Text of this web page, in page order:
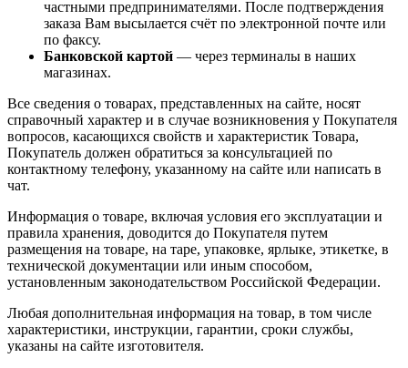
частными предпринимателями. После подтверждения
заказа Вам высылается счёт по электронной почте или
по факсу.
Банковской картой — через терминалы в наших
магазинах.
Все сведения о товарах, представленных на сайте, носят
справочный характер и в случае возникновения у Покупателя
вопросов, касающихся свойств и характеристик Товара,
Покупатель должен обратиться за консультацией по
контактному телефону, указанному на сайте или написать в
чат.
Информация о товаре, включая условия его эксплуатации и
правила хранения, доводится до Покупателя путем
размещения на товаре, на таре, упаковке, ярлыке, этикетке, в
технической документации или иным способом,
установленным законодательством Российской Федерации.
Любая дополнительная информация на товар, в том числе
характеристики, инструкции, гарантии, сроки службы,
указаны на сайте изготовителя.